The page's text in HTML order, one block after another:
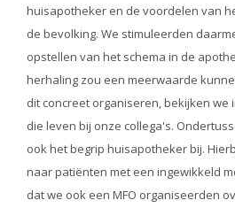
huisapotheker en de voordelen van
de bevolking. We stimuleerden
opstellen van het schema in de
herhaling zou een meerwaarde
dit concreet organiseren, bekijken we
die leven bij onze collega's.
ook het begrip huisapotheker bij.
naar patiënten met een ingewikkeld
dat we ook een MFO organiseerden